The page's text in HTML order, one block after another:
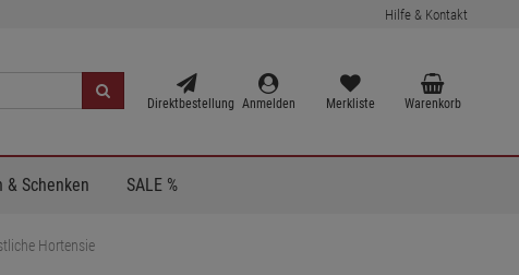
Hilfe & Kontakt
Direktbestellung Anmelden Merkliste Warenkorb
& Schenken SALE %
Hortensie